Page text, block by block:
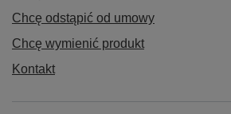
Chcę odstąpić od umowy
Chcę wymienić produkt
Kontakt